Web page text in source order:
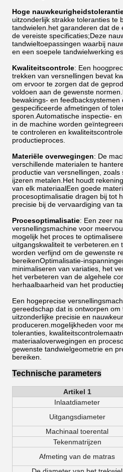
Hoge
uitzonderlijk strakke toleranties te
tandwielen.het garanderen dat de
de vereiste specificaties;Deze
tandwieltoepassingen waarbij
en een soepele tandwielwerking
Kwaliteitscontrole: Een
trekken van versnellingen bevat
om ervoor te zorgen dat de
voldoen aan de gewenste
bewakings- en
gespecificeerde afmetingen of
sporen.Automatische inspectie-
in de machine worden
te controleren en
productieproces.
Materiële overwegingen: De
verschillende materialen te
productie van versnellingen,
ijzeren metalen.Het houdt
van elk materiaalEen goede
procesoptimalisatie dragen bij tot
precisie bij de vervaardiging van
Procesoptimalisatie: Een zeer
versnellingsmachine voor
mogelijk het proces te
uitgangskwaliteit te verbeteren.en
worden verfijnd om de gewenste
bereikenOptimalisatie-
minimaliseren van variaties, het
het verbeteren van de algehele
herhaalbaarheid van het
Een hogeprecise
gereedschap dat is ontworpen om
uitzonderlijke precisie en
produceren.mogelijkheden voor
toleranties,
materiaaloverwegingen en
gewenste tandwielgeometrie en
bereiken.
Technische parameters
Artikel 1
Inlaatdiameter
Uitgangsdiameter
Machinaal toerental
Tekenmatrijzen
Afmeting van de matras